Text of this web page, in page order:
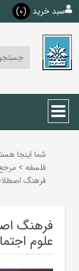
سبد خرید (0)
شما اینجا
فلسفه >
فرهنگ
فرهنگ
علوم